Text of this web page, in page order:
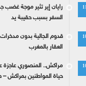
رايان إير تثير موجة
السفر بسبب حقيبة يد
قدوم الجالية بدون
العقار بالمغرب
مراكش.. المنصوري عاجزة
حياة المواطنين بمراكش –